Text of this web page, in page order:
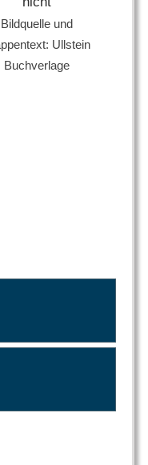
Bildquelle und
Ullstein
Buchverlage